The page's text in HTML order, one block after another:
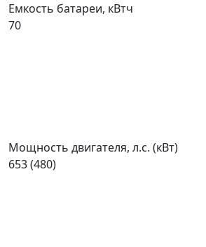
Емкость батареи, кВтч
70
Мощность двигателя, л.с. (кВт)
653 (480)